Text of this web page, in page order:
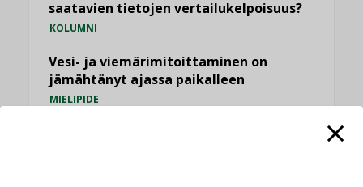
saatavien tietojen vertailukelpoisuus?
KOLUMNI
Vesi- ja viemärimitoittaminen on
jämähtänyt ajassa paikalleen
MIELIPIDE